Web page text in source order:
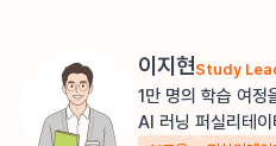
이지현Study
1만 명의 학습 여정
AI 러닝 퍼실리테이